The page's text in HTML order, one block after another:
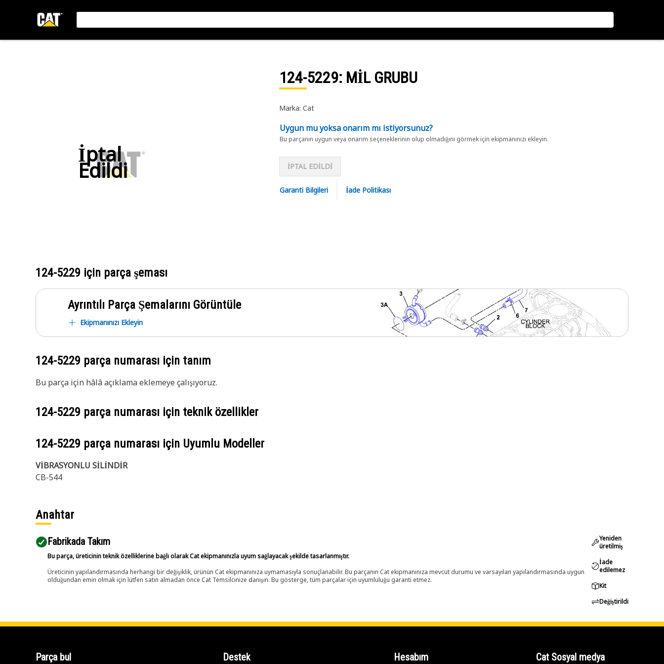
İptal
Edildi
124-5229: MİL GRUBU
Marka: Cat
Uygun mu yoksa onarım mı istiyorsunuz?
Bu parçanın uygun veya onarım seçeneklerinin olup olmadığını görmek için ekipmanınızı ekleyin.
İPTAL EDİLDİ
Garanti Bilgileri İade Politikası
124-5229 için parça şeması
Ayrıntılı Parça Şemalarını Görüntüle
Ekipmanınızı Ekleyin
124-5229 parça numarası için tanım
Bu parça için hâlâ açıklama eklemeye çalışıyoruz.
124-5229 parça numarası için teknik özellikler
124-5229 parça numarası için Uyumlu Modeller
VİBRASYONLU SİLİNDİR
CB-544
Anahtar
Fabrikada Takım
Bu parça, üreticinin teknik özelliklerine bağlı olarak Cat ekipmanınızla uyum sağlayacak şekilde tasarlanmıştır.
Üreticinin yapılandırmasında herhangi bir değişiklik, ürünün Cat ekipmanınıza uymamasıyla sonuçlanabilir. Bu parçanın Cat ekipmanınıza mevcut durumu ve varsayılan yapılandırmasında uygun
olduğundan emin olmak için lütfen satın almadan önce Cat Temsilcinize danışın. Bu gösterge, tüm parçalar için uyumluluğu garanti etmez.
Yeniden
üretilmiş
İade
edilemez
Kit
Değiştirildi
Parça bul Destek Hesabım Cat Sosyal medya